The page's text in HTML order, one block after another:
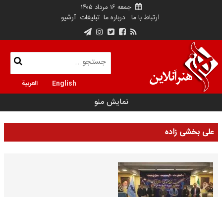
جمعه ۱۶ مرداد ۱۴۰۵
ارتباط با ما درباره ما تبلیغات آرشیو
English العربية
نمایش منو
علی بخشی زاده